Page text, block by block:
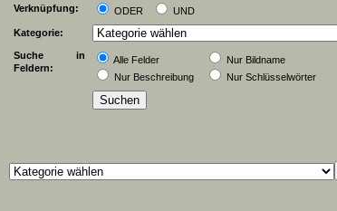
Verknüpfung:
ODER
UND
Kategorie:
Suche in
Feldern:
Alle Felder
Nur Bildname
Nur Beschreibung
Nur Schlüsselwörter